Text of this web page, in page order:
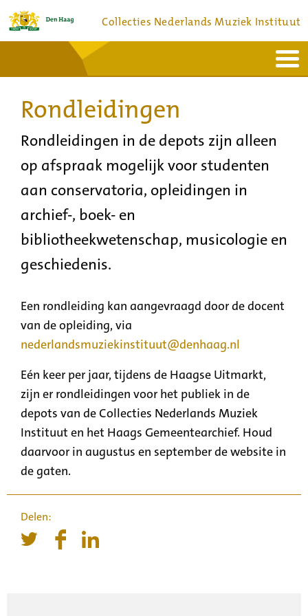
Collecties Nederlands Muziek Instituut
Bronnen en collecties
Dienstverlening
Bezoek
Over
Contact
Rondleidingen
Rondleidingen in de depots zijn alleen
op afspraak mogelijk voor studenten
aan conservatoria, opleidingen in
archief-, boek- en
bibliotheekwetenschap, musicologie en
geschiedenis.
Een rondleiding kan aangevraagd door de docent
van de opleiding, via
nederlandsmuziekinstituut@denhaag.nl
Eén keer per jaar, tijdens de Haagse Uitmarkt,
zijn er rondleidingen voor het publiek in de
depots van de Collecties Nederlands Muziek
Instituut en het Haags Gemeentearchief. Houd
daarvoor in augustus en september de website in
de gaten.